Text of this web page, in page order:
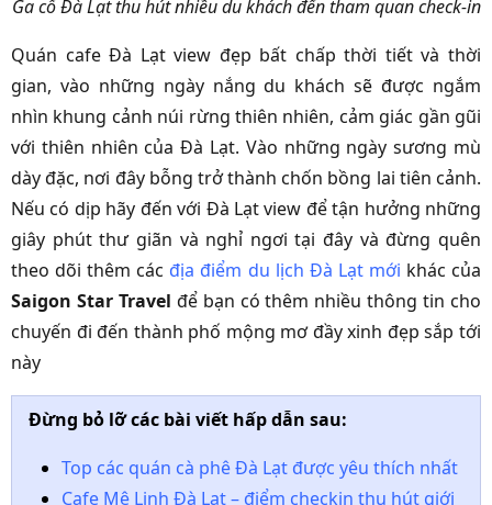
Ga cổ Đà Lạt thu hút nhiều du khách đến tham quan check-in
Quán cafe Đà Lạt view đẹp bất chấp thời tiết và thời
gian, vào những ngày nắng du khách sẽ được ngắm
nhìn khung cảnh núi rừng thiên nhiên, cảm giác gần gũi
với thiên nhiên của Đà Lạt. Vào những ngày sương mù
dày đặc, nơi đây bỗng trở thành chốn bồng lai tiên cảnh.
Nếu có dịp hãy đến với Đà Lạt view để tận hưởng những
giây phút thư giãn và nghỉ ngơi tại đây và đừng quên
theo dõi thêm các địa điểm du lịch Đà Lạt mới khác của
Saigon Star Travel để bạn có thêm nhiều thông tin cho
chuyến đi đến thành phố mộng mơ đầy xinh đẹp sắp tới
này
Đừng bỏ lỡ các bài viết hấp dẫn sau:
Top các quán cà phê Đà Lạt được yêu thích nhất
Cafe Mê Linh Đà Lạt – điểm checkin thu hút giới